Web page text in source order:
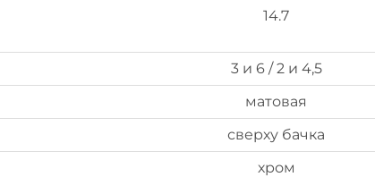
14.7
3 и 6 / 2 и 4,5
матовая
сверху бачка
хром